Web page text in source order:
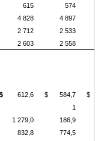
615
574
4 828
4 897
2 712
2 533
2 603
2 558
$ 612,6 $ 584,7 $
1 279,0
1
186,9
832,8
774,5